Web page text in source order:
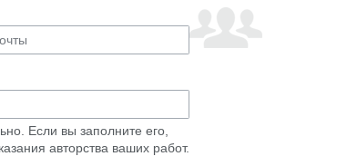
Если вы заполните его,
авторства ваших работ.